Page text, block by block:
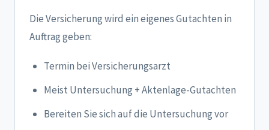
Die Versicherung wird ein eigenes Gutachten in
Auftrag geben:
Termin bei Versicherungsarzt
Meist Untersuchung + Aktenlage-Gutachten
Bereiten Sie sich auf die Untersuchung vor